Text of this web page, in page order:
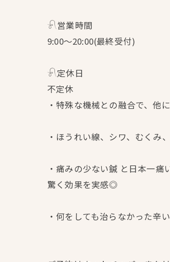
𓍯営業時間
9:00〜20:00(最終受付)
𓍯定休日
不定休
・特殊な機械との融合で、他
・ほうれい線、シワ、むく
・痛みの少ない鍼 と日本一痛
驚く効果を実感◎
・何をしても治らなかった辛